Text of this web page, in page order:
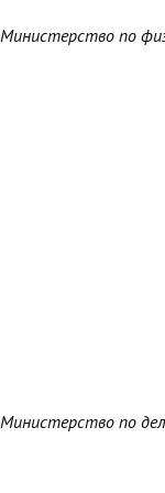
Министерство по
Министерство по